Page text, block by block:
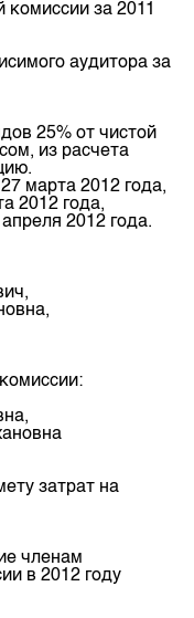
комиссии за 2011
аудитора за
25% от чистой
из расчета
марта 2012 года,
2012 года,
2012 года.
затрат на
членам
в 2012 году